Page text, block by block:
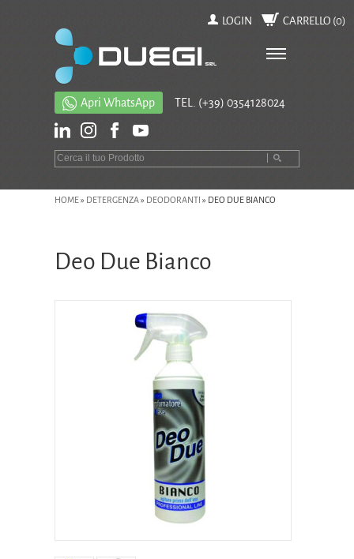
LOGIN CARRELLO (0)
Apri WhatsApp TEL. (+39) 0354128024
HOME» DETERGENZA» DEODORANTI » DEO DUE BIANCO
Deo Due Bianco